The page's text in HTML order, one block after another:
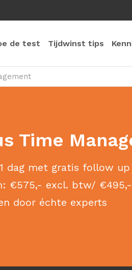
de test Tijdwinst tips
Time
dag met gratis follow up
€575,- excl. btw/
door échte experts